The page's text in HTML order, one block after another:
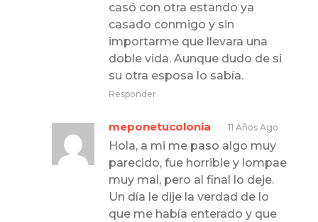
casó con otra estando ya
casado conmigo y sin
importarme que llevara una
doble vida. Aunque dudo de si
su otra esposa lo sabía.
Responder
meponetucolonia 11 Años Ago
Hola, a mi me paso algo muy
parecido, fue horrible y lompae
muy mal, pero al final lo deje.
Un día le dije la verdad de lo
que me había enterado y que